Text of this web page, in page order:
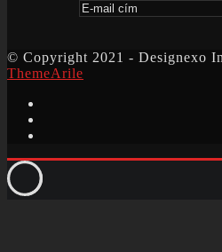
© Copyright 2021 - Designexo
ThemeArile